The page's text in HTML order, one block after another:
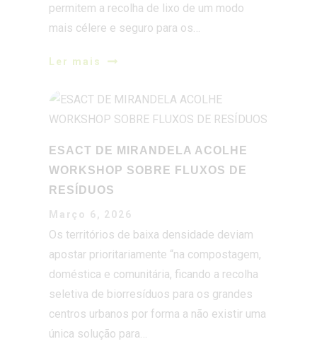
permitem a recolha de lixo de um modo
mais célere e seguro para os…
Ler mais
ESACT DE MIRANDELA ACOLHE
WORKSHOP SOBRE FLUXOS DE
RESÍDUOS
Março 6, 2026
Os territórios de baixa densidade deviam
apostar prioritariamente “na compostagem,
doméstica e comunitária, ficando a recolha
seletiva de biorresíduos para os grandes
centros urbanos por forma a não existir uma
única solução para…